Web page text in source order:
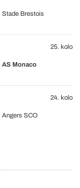
Stade Brestois
AS Monaco
25. kolo
Angers SCO
24. kolo